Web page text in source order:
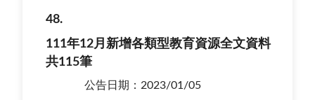
48
111年12月新增各類型教育資源全文資料
共115筆
公告日期：2023/01/05